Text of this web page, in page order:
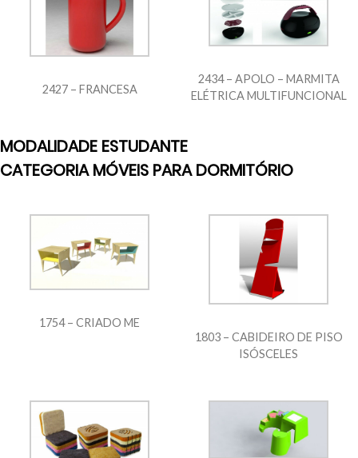
2427 – FRANCESA
2434 – APOLO – MARMITA
ELÉTRICA MULTIFUNCIONAL
MODALIDADE ESTUDANTE
CATEGORIA MÓVEIS PARA DORMITÓRIO
1754 – CRIADO ME
1803 – CABIDEIRO DE PISO
ISÓSCELES